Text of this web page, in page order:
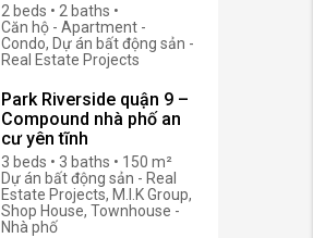
2 beds • 2 baths •
Căn hộ - Apartment -
Condo, Dự án bất động sản -
Real Estate Projects
Park Riverside quận 9 –
Compound nhà phố an
cư yên tĩnh
3 beds • 3 baths • 150 m²
Dự án bất động sản - Real
Estate Projects, M.I.K Group,
Shop House, Townhouse -
Nhà phố